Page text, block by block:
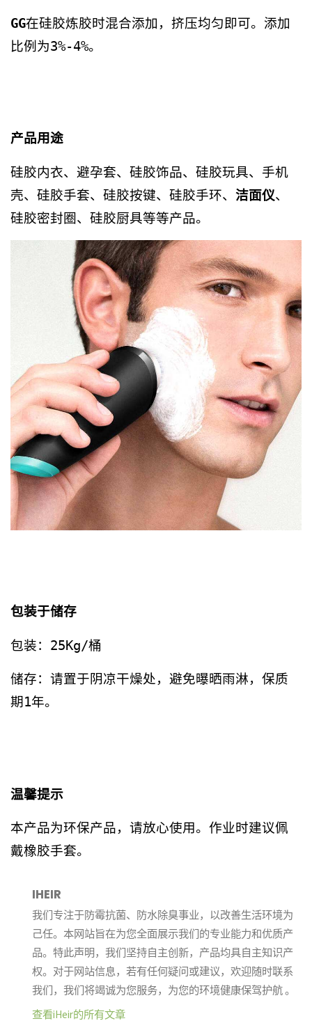
GG在硅胶炼胶时混合添加，挤压均匀即可。添加
比例为3%-4%。
产品用途
硅胶内衣、避孕套、硅胶饰品、硅胶玩具、手机
壳、硅胶手套、硅胶按键、硅胶手环、洁面仪、
硅胶密封圈、硅胶厨具等等产品。
包装于储存
包装：25Kg/桶
储存：请置于阴凉干燥处，避免曝晒雨淋，保质
期1年。
温馨提示
本产品为环保产品，请放心使用。作业时建议佩
戴橡胶手套。
IHEIR
我们专注于防霉抗菌、防水除臭事业，以改善生活环境为
己任。本网站旨在为您全面展示我们的专业能力和优质产
品。特此声明，我们坚持自主创新，产品均具自主知识产
权。对于网站信息，若有任何疑问或建议，欢迎随时联系
我们，我们将竭诚为您服务，为您的环境健康保驾护航 。
查看iHeir的所有文章